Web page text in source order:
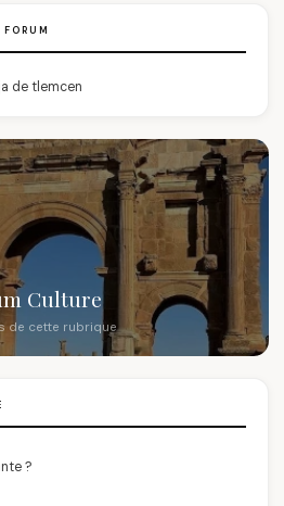
de tlemcen
Culture
de cette rubrique
?